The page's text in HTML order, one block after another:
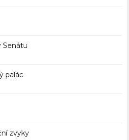
Senátu
palác
zvyky